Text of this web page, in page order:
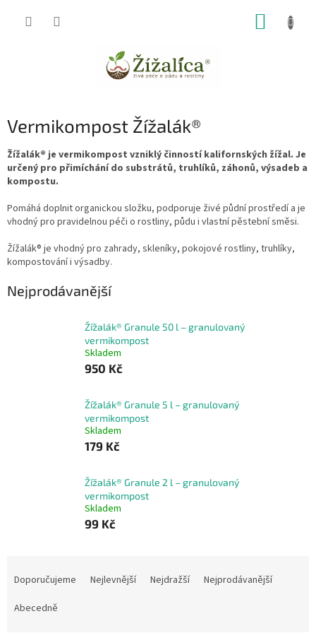
Vermikompost Žížalák®
Žížalák® je vermikompost vzniklý činností kalifornských žížal. Je
určený pro přimíchání do substrátů, truhlíků, záhonů, výsadeb a
kompostu.
Pomáhá doplnit organickou složku, podporuje živé půdní prostředí a je
vhodný pro pravidelnou péči o rostliny, půdu i vlastní pěstební směsi.
Žížalák® je vhodný pro zahrady, skleníky, pokojové rostliny, truhlíky,
kompostování i výsadby.
Nejprodávanější
Žížalák® Granule 50 l – granulovaný
vermikompost
Skladem
950 Kč
Žížalák® Granule 5 l – granulovaný
vermikompost
Skladem
179 Kč
Žížalák® Granule 2 l – granulovaný
vermikompost
Skladem
99 Kč
Doporučujeme Nejlevnější Nejdražší
Nejprodávanější
Abecedně